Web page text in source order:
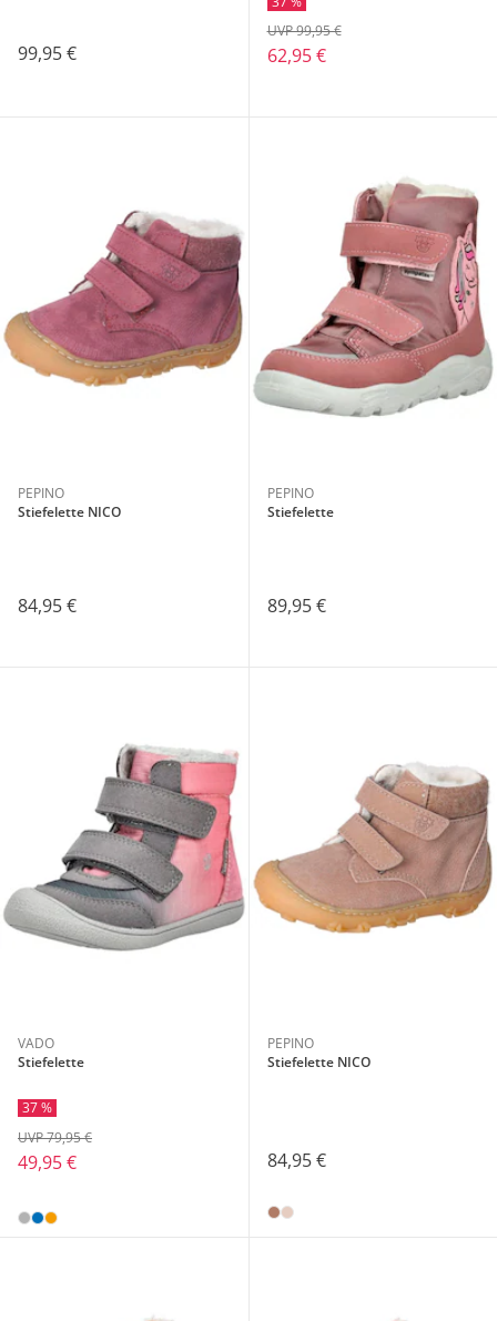
99,95 € 62,95 €
UVP 99,95 €
PEPINO
Stiefelette NICO
84,95 €
PEPINO
Stiefelette
89,95 €
VADO
Stiefelette
37 %
49,95 €
UVP 79,95 €
PEPINO
Stiefelette NICO
84,95 €